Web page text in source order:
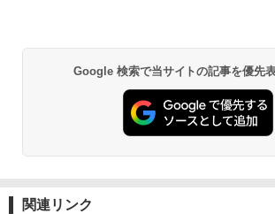
Google 検索で当サイトの記事を優先
関連リンク